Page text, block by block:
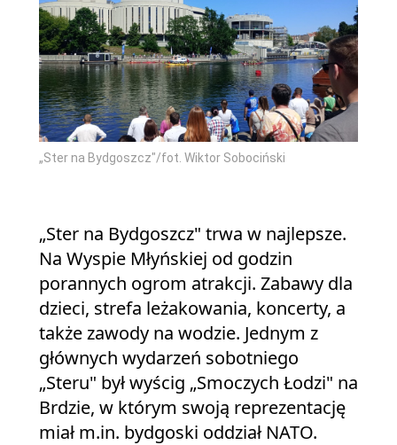
„Ster na Bydgoszcz"/fot. Wiktor Sobociński
„Ster na Bydgoszcz" trwa w najlepsze.
Na Wyspie Młyńskiej od godzin
porannych ogrom atrakcji. Zabawy dla
dzieci, strefa leżakowania, koncerty, a
także zawody na wodzie. Jednym z
głównych wydarzeń sobotniego
„Steru" był wyścig „Smoczych Łodzi" na
Brdzie, w którym swoją reprezentację
miał m.in. bydgoski oddział NATO.